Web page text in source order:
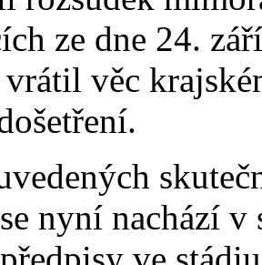
ze dne 24.
vrátil věc
nyní nachází